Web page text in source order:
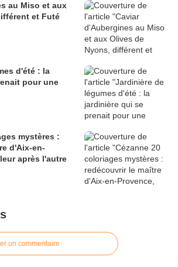
au Miso et aux
et Futé
d'été : la
pour une
mystères :
d'Aix-en-
après l'autre
un commentaire